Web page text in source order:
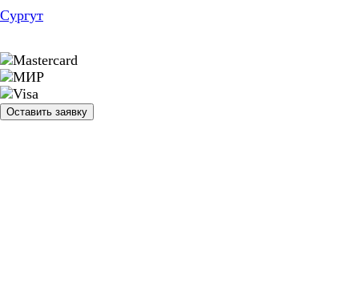
Сургут
Оставить заявку